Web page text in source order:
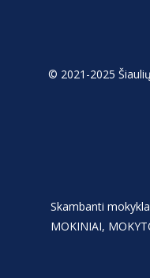
© 2021-2025
Skambanti
MOKINIAI,